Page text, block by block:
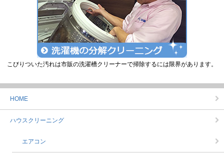
こびりついた汚れは市販の洗濯槽クリーナーで掃除するには限界があります。
HOME
ハウスクリーニング
エアコン